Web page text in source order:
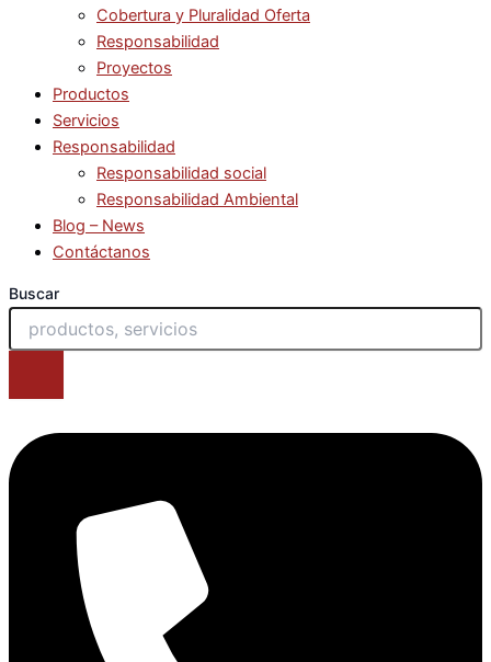
Cobertura y Pluralidad Oferta
Responsabilidad
Proyectos
Productos
Servicios
Responsabilidad
Responsabilidad social
Responsabilidad Ambiental
Blog – News
Contáctanos
Buscar